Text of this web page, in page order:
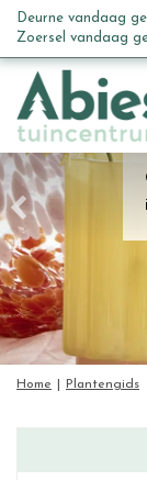
n
c
o
n
t
e
n
t
Home Plantengids
Deurne vandaag
Zoersel vandaag